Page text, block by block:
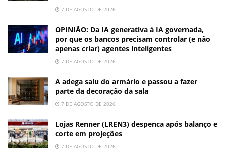
7 DE AGOSTO DE 2026
OPINIÃO: Da IA generativa à IA governada,
por que os bancos precisam controlar (e não
apenas criar) agentes inteligentes
7 DE AGOSTO DE 2026
A adega saiu do armário e passou a fazer
parte da decoração da sala
7 DE AGOSTO DE 2026
Lojas Renner (LREN3) despenca após balanço e
corte em projeções
7 DE AGOSTO DE 2026